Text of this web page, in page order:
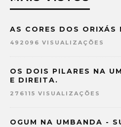
AS CORES DOS ORIXÁS
492096 VISUALIZAÇÕES
OS DOIS PILARES NA
E DIREITA.
276115 VISUALIZAÇÕES
OGUM NA UMBANDA -